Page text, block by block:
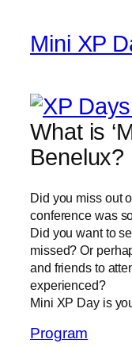
Mini XP
What is
Benelux?
Did you miss out
conference was
Did you want to
missed? Or
and friends to
experienced?
Mini XP Day is
Program